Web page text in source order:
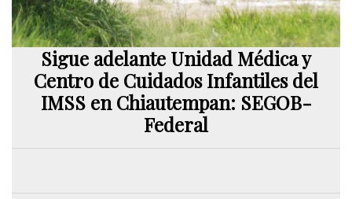
Sigue adelante Unidad Médica y
Centro de Cuidados Infantiles del
IMSS en Chiautempan: SEGOB-
Federal